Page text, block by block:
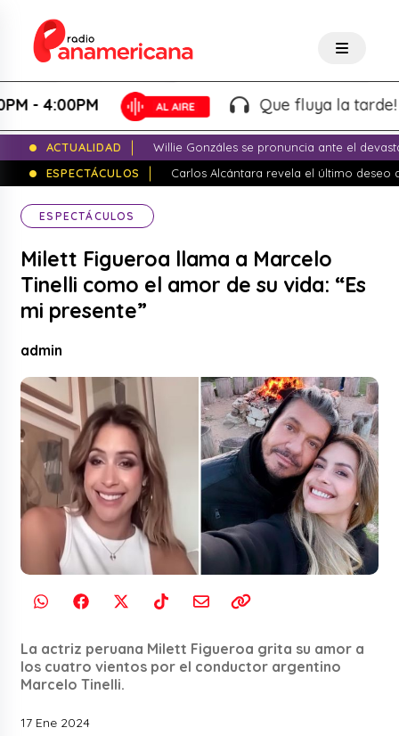
Que fluya la tarde! -
ACTUALIDAD
Willie Gonzáles se pronuncia ante el
ESPECTÁCULOS
Carlos Alcántara revela el último deseo
ESPECTÁCULOS
Milett Figueroa llama a Marcelo
Tinelli como el amor de su vida: “Es
mi presente”
admin
La actriz peruana Milett Figueroa grita su amor a
los cuatro vientos por el conductor argentino
Marcelo Tinelli.
17 Ene 2024